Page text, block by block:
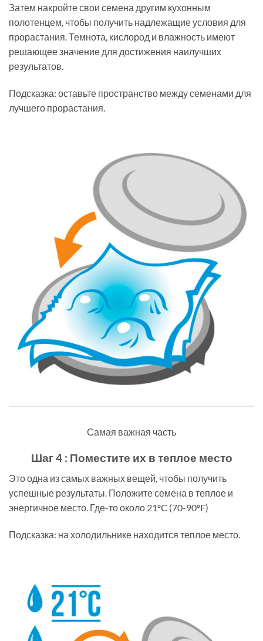
Затем накройте свои семена другим кухонным
полотенцем, чтобы получить надлежащие условия для
прорастания. Темнота, кислород и влажность имеют
решающее значение для достижения наилучших
результатов.
Подсказка: оставьте пространство между семенами для
лучшего прорастания.
Самая важная часть
Шаг 4 : Поместите их в теплое место
Это одна из самых важных вещей, чтобы получить
успешные результаты. Положите семена в теплое и
энергичное место. Где-то около 21ºC (70-90ºF)
Подсказка: на холодильнике находится теплое место.